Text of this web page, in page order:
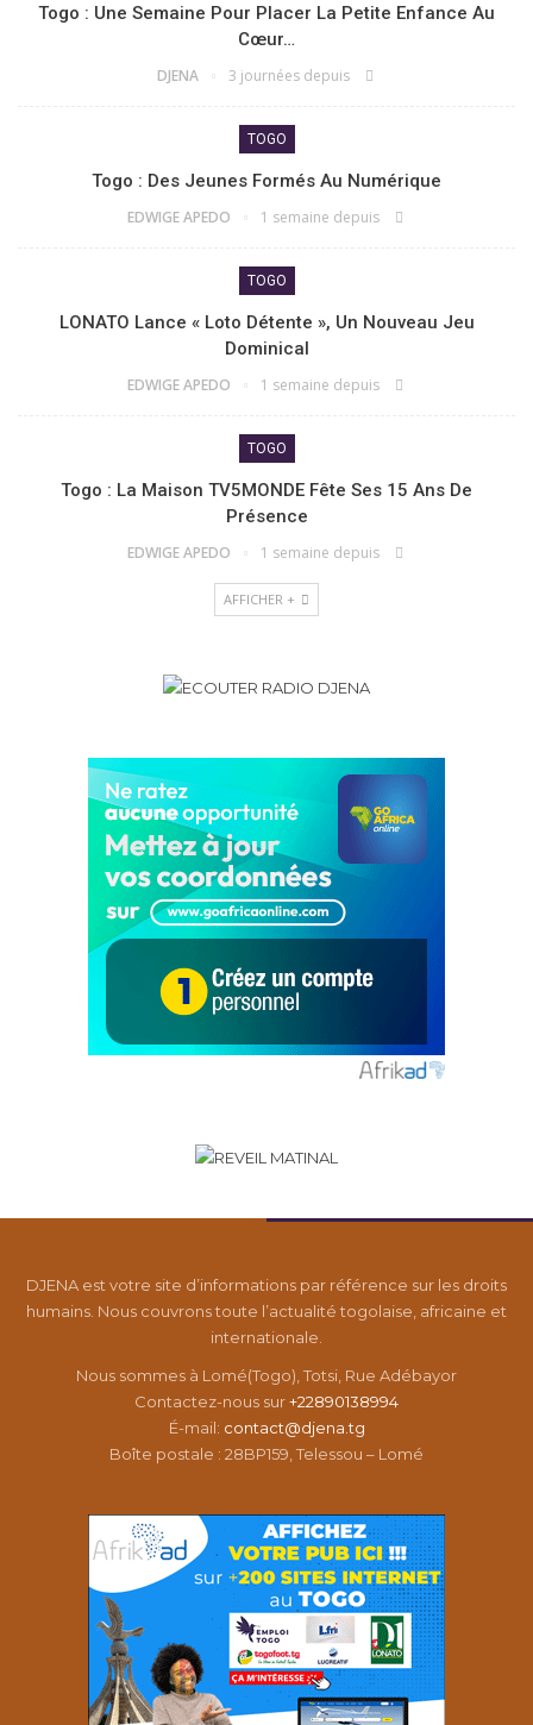
Togo : Une Semaine Pour Placer La Petite Enfance Au
Cœur…
DJENA 3 journées depuis
TOGO
Togo : Des Jeunes Formés Au Numérique
EDWIGE APEDO 1 semaine depuis
TOGO
LONATO Lance « Loto Détente », Un Nouveau Jeu
Dominical
EDWIGE APEDO 1 semaine depuis
TOGO
Togo : La Maison TV5MONDE Fête Ses 15 Ans De
Présence
EDWIGE APEDO 1 semaine depuis
AFFICHER +
DJENA est votre site d’informations par référence sur les droits
humains. Nous couvrons toute l’actualité togolaise, africaine et
internationale.
Nous sommes à Lomé(Togo), Totsi, Rue Adébayor
Contactez-nous sur+22890138994
É-mail: contact@djena.tg
Boîte postale : 28BP159, Telessou – Lomé